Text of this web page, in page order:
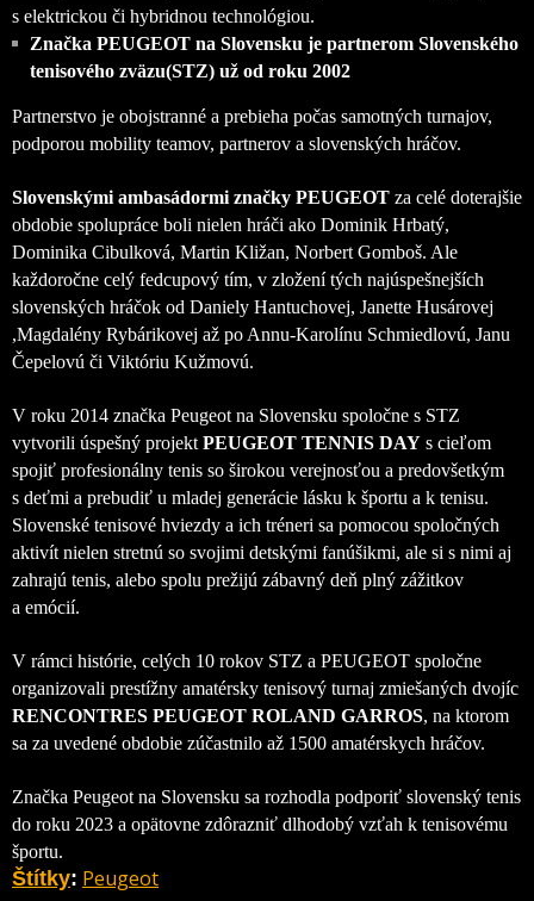
s elektrickou či hybridnou technológiou.
Značka PEUGEOT na Slovensku je partnerom Slovenského
tenisového zväzu(STZ) už od roku 2002
Partnerstvo je obojstranné a prebieha počas samotných turnajov,
podporou mobility teamov, partnerov a slovenských hráčov.
Slovenskými ambasádormi značky PEUGEOT za celé doterajšie
obdobie spolupráce boli nielen hráči ako Dominik Hrbatý,
Dominika Cibulková, Martin Kližan, Norbert Gomboš. Ale
každoročne celý fedcupový tím, v zložení tých najúspešnejších
slovenských hráčok od Daniely Hantuchovej, Janette Husárovej
,Magdalény Rybárikovej až po Annu-Karolínu Schmiedlovú, Janu
Čepelovú či Viktóriu Kužmovú.
V roku 2014 značka Peugeot na Slovensku spoločne s STZ
vytvorili úspešný projekt PEUGEOT TENNIS DAY s cieľom
spojiť profesionálny tenis so širokou verejnosťou a predovšetkým
s deťmi a prebudiť u mladej generácie lásku k športu a k tenisu.
Slovenské tenisové hviezdy a ich tréneri sa pomocou spoločných
aktivít nielen stretnú so svojimi detskými fanúšikmi, ale si s nimi aj
zahrajú tenis, alebo spolu prežijú zábavný deň plný zážitkov
a emócií.
V rámci histórie, celých 10 rokov STZ a PEUGEOT spoločne
organizovali prestížny amatérsky tenisový turnaj zmiešaných dvojíc
RENCONTRES PEUGEOT ROLAND GARROS, na ktorom
sa za uvedené obdobie zúčastnilo až 1500 amatérskych hráčov.
Značka Peugeot na Slovensku sa rozhodla podporiť slovenský tenis
do roku 2023 a opätovne zdôrazniť dlhodobý vzťah k tenisovému
športu.
Štítky: Peugeot